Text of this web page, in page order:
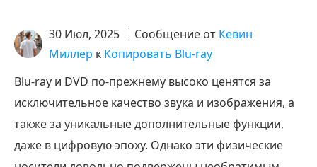
30 Июл, 2025 Сообщение от Кевин
Миллер к Копировать Blu-ray
Blu-ray и DVD по-прежнему высоко ценятся за
исключительное качество звука и изображения, а
также за уникальные дополнительные функции,
даже в цифровую эпоху. Однако эти физические